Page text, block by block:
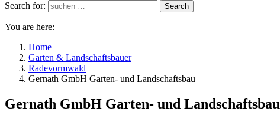
Search for:
Search
You are here:
Home
Garten & Landschaftsbauer
Radevormwald
Gernath GmbH Garten- und Landschaftsbau
Gernath GmbH Garten- und Landschaftsbau